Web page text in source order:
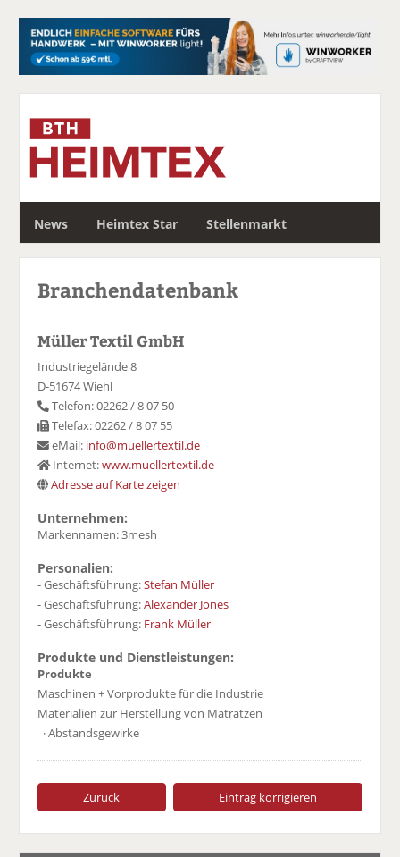
News Heimtex Star Stellenmarkt
c
Branchendatenbank
Müller Textil GmbH
Industriegelände 8
D-51674 Wiehl
Telefon: 02262 / 8 07 50
Telefax: 02262 / 8 07 55
eMail: info@muellertextil.de
Internet:www.muellertextil.de
Adresse auf Karte zeigen
Unternehmen:
Markennamen: 3mesh
Personalien:
- Geschäftsführung:Stefan Müller
- Geschäftsführung:Alexander Jones
- Geschäftsführung: Frank Müller
Produkte und Dienstleistungen:
Produkte
Maschinen + Vorprodukte für die Industrie
Materialien zur Herstellung von Matratzen
· Abstandsgewirke
Zurück Eintrag korrigieren